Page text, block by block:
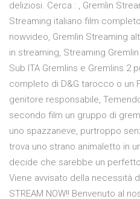
deliziosi. Cerca : , Gremlin
Streaming italiano film
nowvideo, Gremlin Streaming
in streaming, Streaming
Sub ITA Gremlins e Gremlins 2
completo di D&G tarocco o un
genitore responsabile,
secondo film un gruppo di
uno spazzaneve, purtroppo
trova uno strano animaletto in
decide che sarebbe un
Viene avvisato della necessità
STREAM NOW!! Benvenuto al